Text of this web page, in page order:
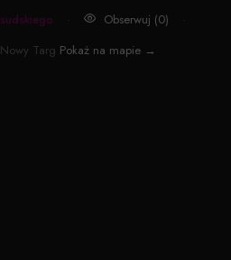
Obserwuj (0)
Targ Pokaż na mapie →